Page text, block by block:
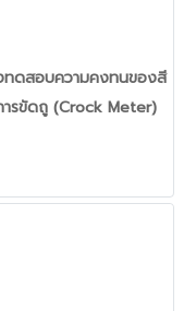
ทดสอบความคงทนของสี
รขัดถู (Crock Meter)